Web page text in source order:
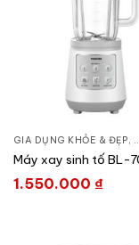
GIA DỤNG KHỎE & ĐẸP,
Máy xay sinh tố BL-
1.550.000 ₫